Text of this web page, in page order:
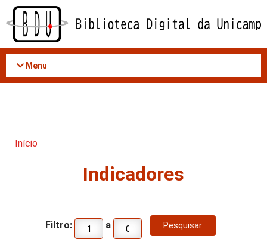
Acessar
conteúdo
Menu
Início
Indicadores
Filtro: a